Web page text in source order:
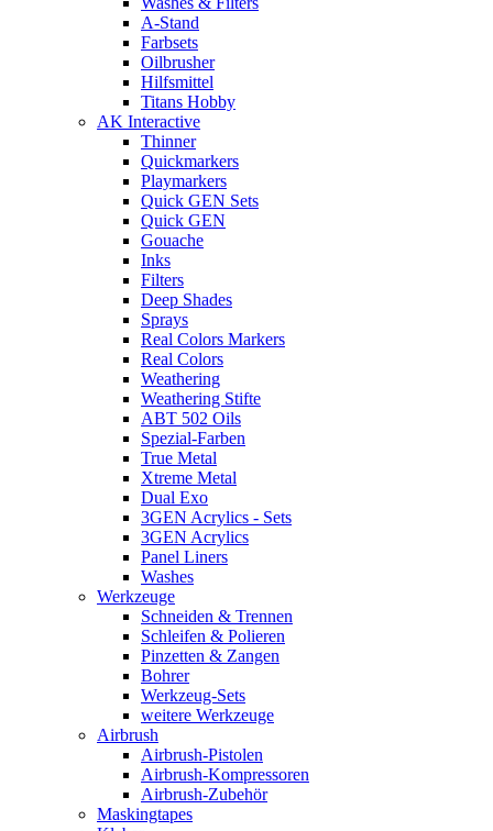
A-Stand
Farbsets
Oilbrusher
Hilfsmittel
Titans Hobby
AK Interactive
Thinner
Quickmarkers
Playmarkers
Quick GEN Sets
Quick GEN
Gouache
Inks
Filters
Deep Shades
Sprays
Real Colors Markers
Real Colors
Weathering
Weathering Stifte
ABT 502 Oils
Spezial-Farben
True Metal
Xtreme Metal
Dual Exo
3GEN Acrylics - Sets
3GEN Acrylics
Panel Liners
Washes
Werkzeuge
Schneiden & Trennen
Schleifen & Polieren
Pinzetten & Zangen
Bohrer
Werkzeug-Sets
weitere Werkzeuge
Airbrush
Airbrush-Pistolen
Airbrush-Kompressoren
Airbrush-Zubehör
Maskingtapes